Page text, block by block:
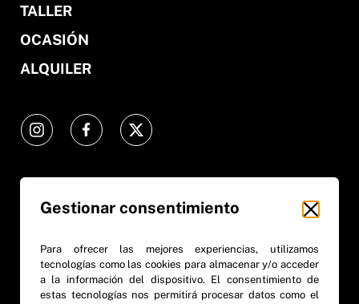
Gestionar consentimiento
Para ofrecer las mejores experiencias, utilizamos
tecnologías como las cookies para almacenar y/o acceder
a la información del dispositivo. El consentimiento de
estas tecnologías nos permitirá procesar datos como el
TALLER
OCASIÓN
ALQUILER
968 810 054618 449 735
De Lunes a Viernes: 08:00 - 14:00 / 16:00 - 20:00